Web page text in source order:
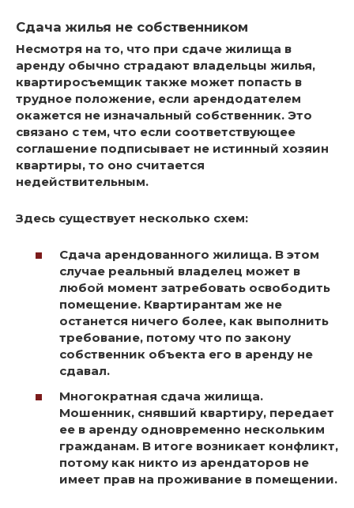
Сдача жилья не собственником
Несмотря на то, что при сдаче жилища в
аренду обычно страдают владельцы жилья,
квартиросъемщик также может попасть в
трудное положение, если арендодателем
окажется не изначальный собственник. Это
связано с тем, что если соответствующее
соглашение подписывает не истинный хозяин
квартиры, то оно считается
недействительным.
Здесь существует несколько схем:
Сдача арендованного жилища. В этом
случае реальный владелец может в
любой момент затребовать освободить
помещение. Квартирантам же не
останется ничего более, как выполнить
требование, потому что по закону
собственник объекта его в аренду не
сдавал.
Многократная сдача жилища.
Мошенник, снявший квартиру, передает
ее в аренду одновременно нескольким
гражданам. В итоге возникает конфликт,
потому как никто из арендаторов не
имеет прав на проживание в помещении.